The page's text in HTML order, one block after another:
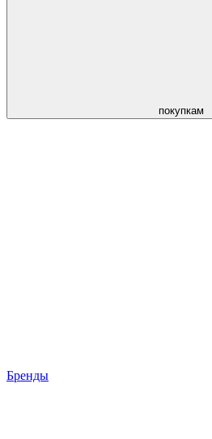
покупкам
Бренды